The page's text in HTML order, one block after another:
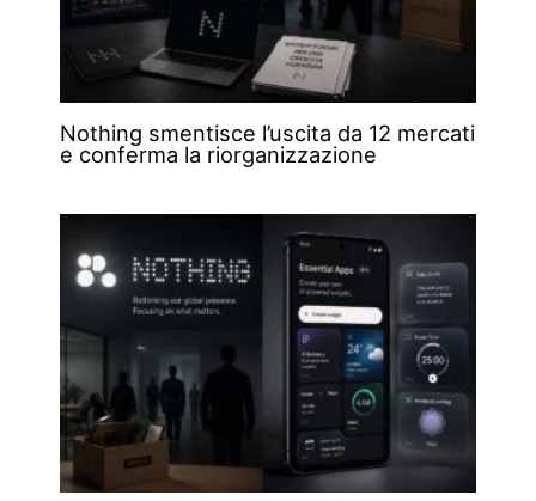
Nothing smentisce l’uscita da 12 mercati
e conferma la riorganizzazione